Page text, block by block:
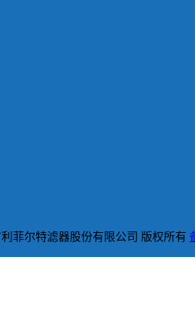
菲尔特滤器股份有限公司 版权所有